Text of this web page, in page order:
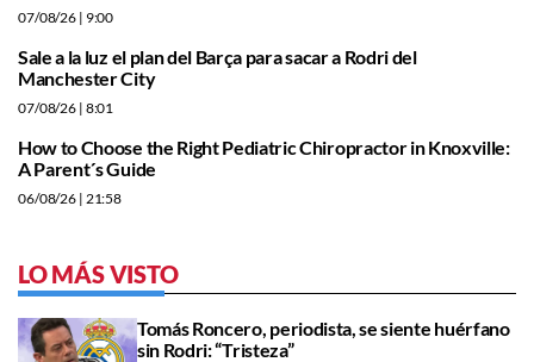
07/08/26 | 9:00
Sale a la luz el plan del Barça para sacar a Rodri del
Manchester City
07/08/26 | 8:01
How to Choose the Right Pediatric Chiropractor in Knoxville:
A Parent´s Guide
06/08/26 | 21:58
LO MÁS VISTO
Tomás Roncero, periodista, se siente huérfano
sin Rodri: “Tristeza”